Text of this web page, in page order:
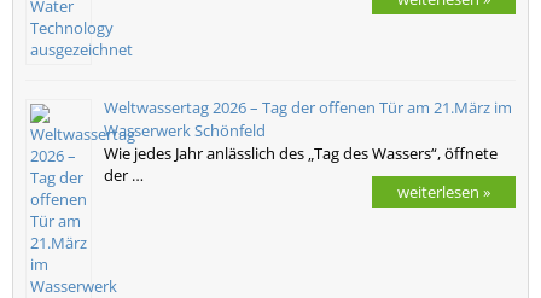
Weltwassertag 2026 – Tag der offenen Tür am 21.März im
Wasserwerk Schönfeld
Wie jedes Jahr anlässlich des „Tag des Wassers“, öffnete
der …
weiterlesen »